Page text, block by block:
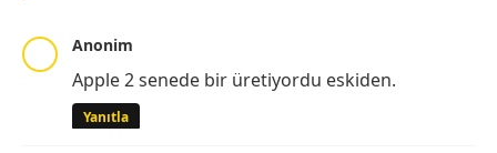
Anonim
Apple 2 senede bir üretiyordu eskiden.
Yanıtla